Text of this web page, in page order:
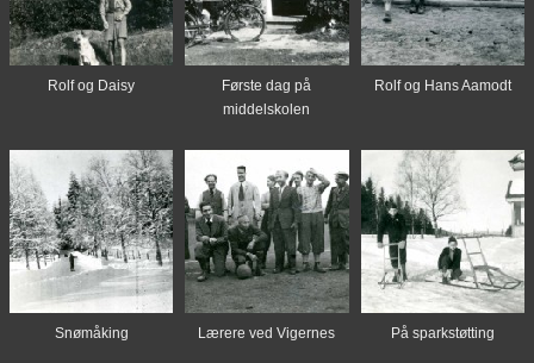
Rolf og Daisy
Første dag på
middelskolen
Rolf og Hans Aamodt
Snømåking Lærere ved Vigernes På sparkstøtting